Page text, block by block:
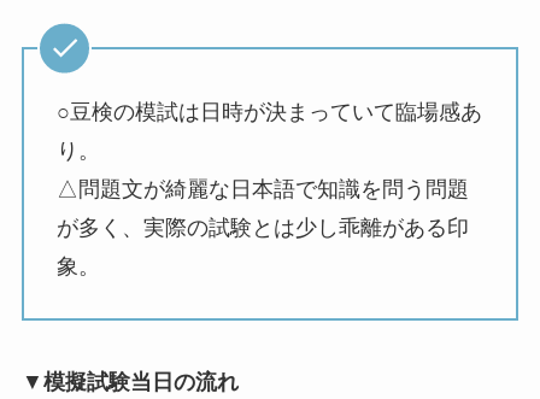
○豆検の模試は日時が決まっていて臨場感あ
り。
△問題文が綺麗な日本語で知識を問う問題
が多く、実際の試験とは少し乖離がある印
象。
▼ 模擬試験当日の流れ